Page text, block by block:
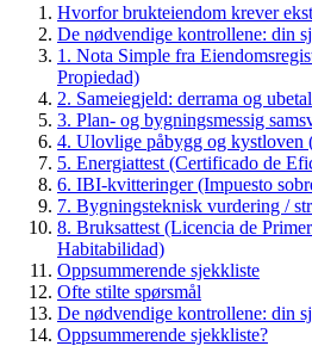
Hvorfor brukteiendom krever
De nødvendige kontrollene: din
1. Nota Simple fra
Propiedad)
2. Sameiegjeld: derrama og
3. Plan- og bygningsmessig
4. Ulovlige påbygg og kystloven
5. Energiattest (Certificado de
6. IBI-kvitteringer (Impuesto
7. Bygningsteknisk vurdering /
8. Bruksattest (Licencia de
Habitabilidad)
Oppsummerende sjekkliste
Ofte stilte spørsmål
De nødvendige kontrollene: din
Oppsummerende sjekkliste?